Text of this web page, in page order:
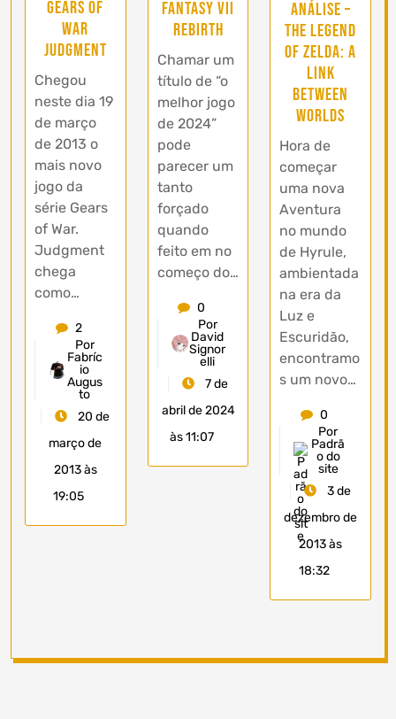
Gears of
War
Judgment
Chegou
neste dia 19
de março
de 2013 o
mais novo
jogo da
série Gears
of War.
Judgment
chega
como…
2
Por
Fabríc
io
Augus
to
20 de
março de
2013 às
19:05
Fantasy VII
Rebirth
Chamar um
título de “o
melhor jogo
de 2024”
pode
parecer um
tanto
forçado
quando
feito em no
começo do…
0
Por
David
Signor
elli
7 de
abril de 2024
às 11:07
Análise –
The Legend
Of Zelda: A
Link
Between
Worlds
Hora de
começar
uma nova
Aventura
no mundo
de Hyrule,
ambientada
na era da
Luz e
Escuridão,
encontramo
s um novo…
0
Por
Padrã
o do
site
3 de
dezembro de
2013 às
18:32